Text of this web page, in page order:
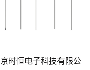
时恒电子科技有限公